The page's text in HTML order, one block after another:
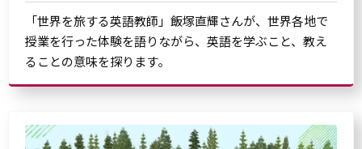
「世界を旅する英語教師」飯塚直輝さんが、世界各地で
授業を行った体験を語りながら、英語を学ぶこと、教え
ることの意味を探ります。